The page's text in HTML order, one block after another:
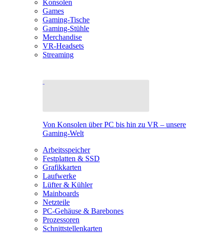
Konsolen
Games
Gaming-Tische
Gaming-Stühle
Merchandise
VR-Headsets
Streaming
Von Konsolen über PC bis hin zu VR – unsere
Gaming-Welt
Arbeitsspeicher
Festplatten & SSD
Grafikkarten
Laufwerke
Lüfter & Kühler
Mainboards
Netzteile
PC-Gehäuse & Barebones
Prozessoren
Schnittstellenkarten